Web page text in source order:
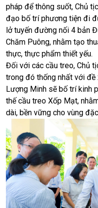
pháp để thông suốt, Chủ
đạo bố trí phương tiện đi
lở tuyến đường nối 4 bản
Chăm Puông, nhằm tạo
thực, thực phẩm thiết yếu.
Đối với các cầu treo, Chủ
trong đó thống nhất với
Lượng Minh sẽ bố trí kinh
thế cầu treo Xốp Mạt,
dài, bền vững cho vùng